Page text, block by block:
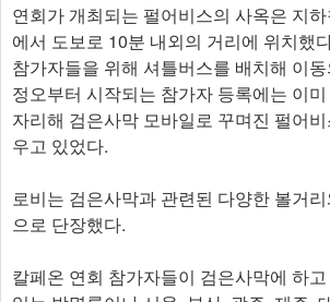
연회가 개최되는 펄어비스의 사옥은 지
에서 도보로 10분 내외의 거리에 위치했
참가자들을 위해 셔틀버스를 배치해 이
정오부터 시작되는 참가자 등록에는 이
자리해 검은사막 모바일로 꾸며진 펄어
우고 있었다.
로비는 검은사막과 관련된 다양한 볼거
으로 단장했다.
칼페온 연회 참가자들이 검은사막에 하